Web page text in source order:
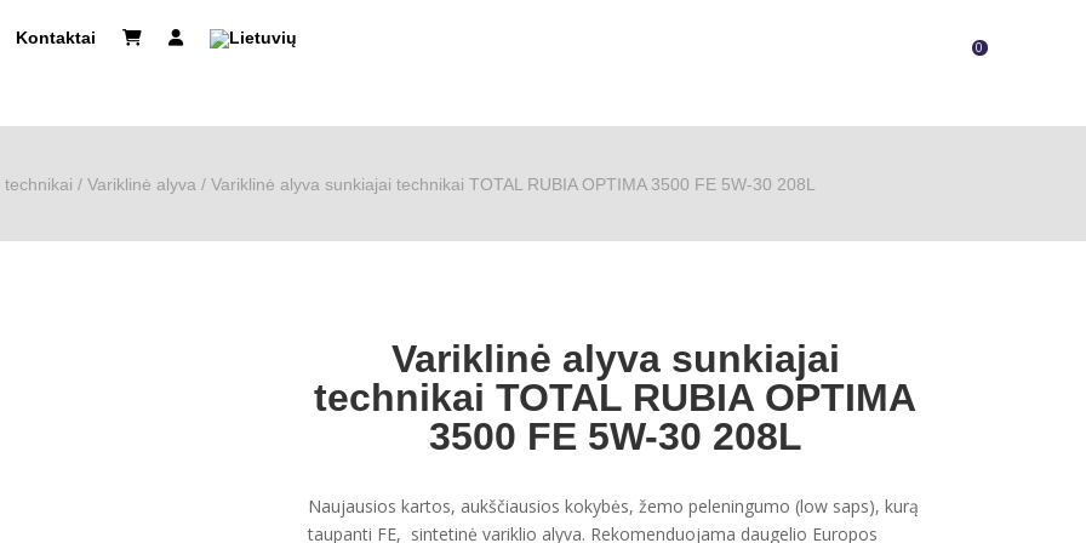
Kontaktai 0
/ Variklinė alyva / Variklinė alyva sunkiajai technikai TOTAL RUBIA OPTIMA 3500 FE 5W-30 208L
Variklinė alyva sunkiajai
technikai TOTAL RUBIA OPTIMA
3500 FE 5W-30 208L
Naujausios kartos, aukščiausios kokybės, žemo peleningumo (low saps), kurą
taupanti FE, sintetinė variklio alyva. Rekomenduojama daugelio Europos